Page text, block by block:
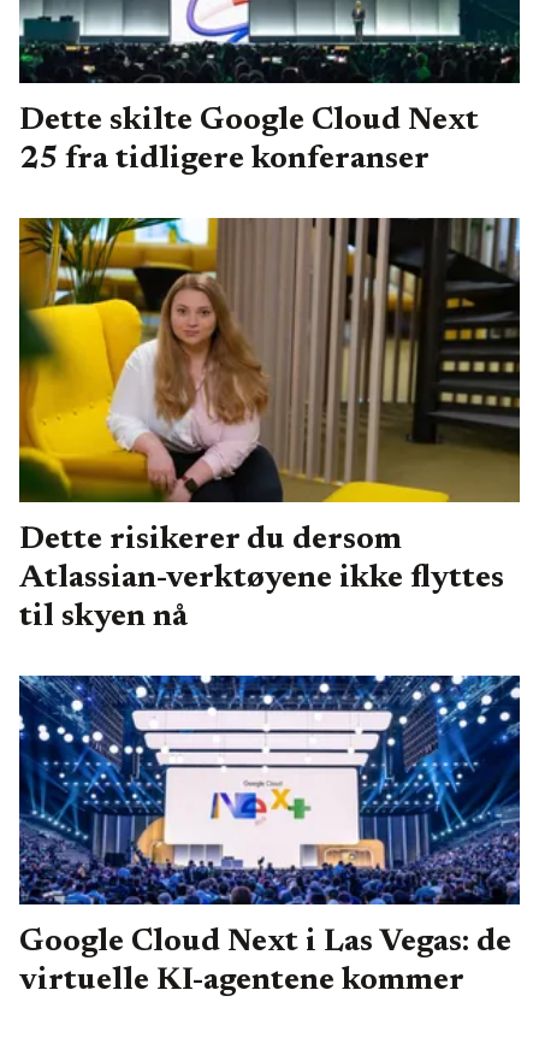
Dette skilte Google Cloud Next
25 fra tidligere konferanser
Dette risikerer du dersom
Atlassian-verktøyene ikke flyttes
til skyen nå
Google Cloud Next i Las Vegas: de
virtuelle KI-agentene kommer